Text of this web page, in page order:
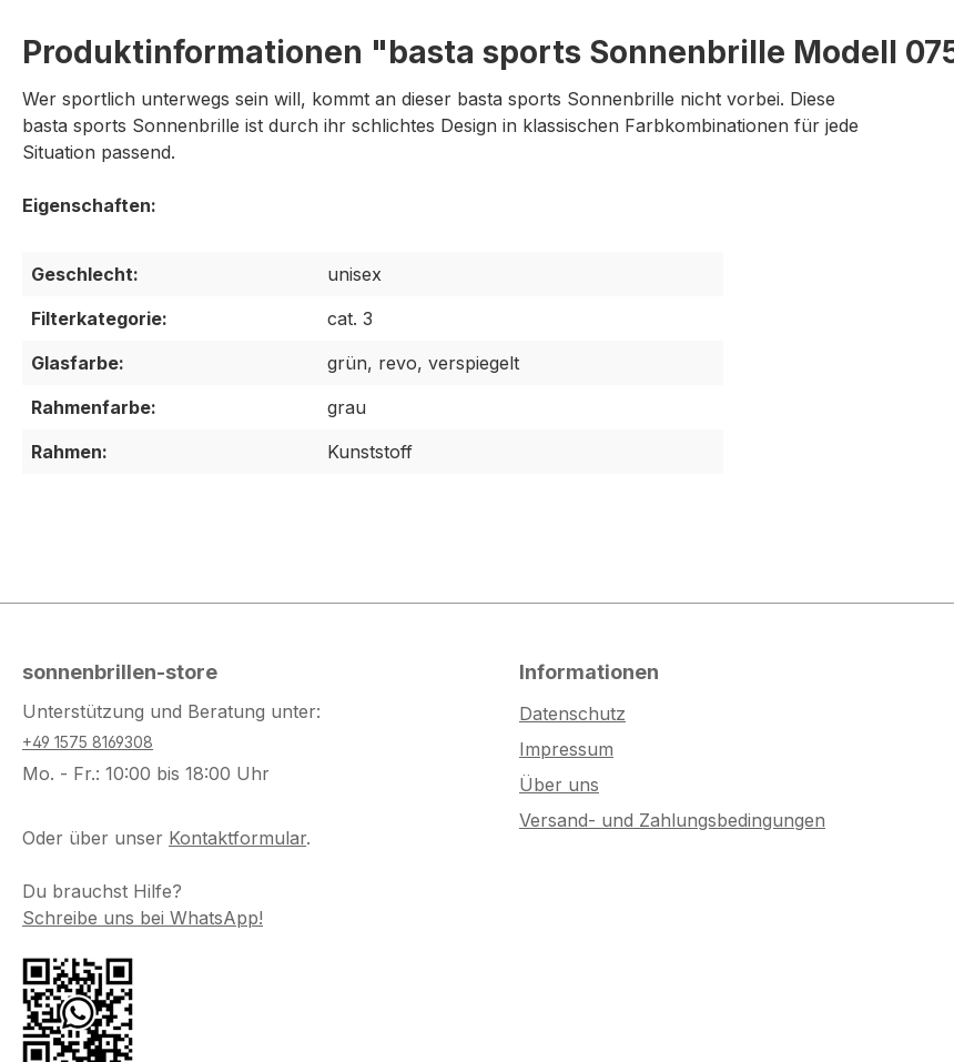
Produktinformationen "basta sports Sonnenbrille Modell
Wer sportlich unterwegs sein will, kommt an dieser basta sports Sonnenbrille nicht vorbei. Diese
basta sports Sonnenbrille ist durch ihr schlichtes Design in klassischen Farbkombinationen für jede
Situation passend.
Geschlecht:
unisex
Filterkategorie:
cat. 3
Glasfarbe:
grün, revo, verspiegelt
Rahmenfarbe:
grau
Rahmen:
Kunststoff
sonnenbrillen-store
Unterstützung und Beratung unter:
+49 1575 8169308
Mo. - Fr.: 10:00 bis 18:00 Uhr
Oder über unser Kontaktformular.
Du brauchst Hilfe?
Schreibe uns bei WhatsApp!
Informationen
Datenschutz
Impressum
Über uns
Versand- und Zahlungsbedingungen